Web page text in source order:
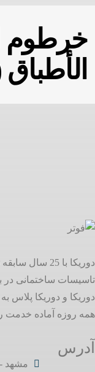
خرطوم
دوریکا با 25
دوریکا و دوریکا پلاس
همه روزه آماده خدمت
آدرس
مشهد